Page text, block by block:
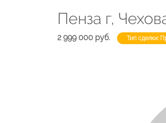
Пенза г,
2 999 000 руб. Тип сделки: